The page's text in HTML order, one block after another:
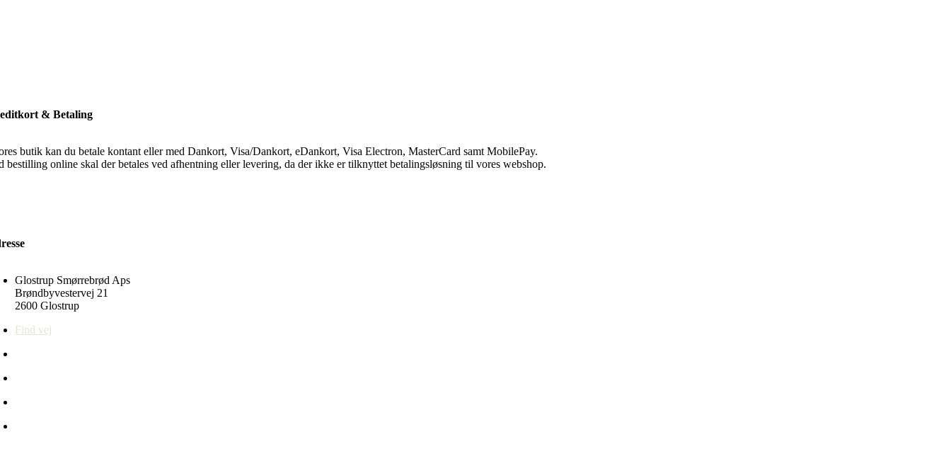
& Betaling
butik kan du betale kontant eller med Dankort, Visa/Dankort, eDankort, Visa Electron, MasterCard samt MobilePay.
bestilling online skal der betales ved afhentning eller levering, da der ikke er tilknyttet betalingsløsning til vores webshop.
Glostrup Smørrebrød Aps
Brøndbyvestervej 21
2600 Glostrup
Find vej